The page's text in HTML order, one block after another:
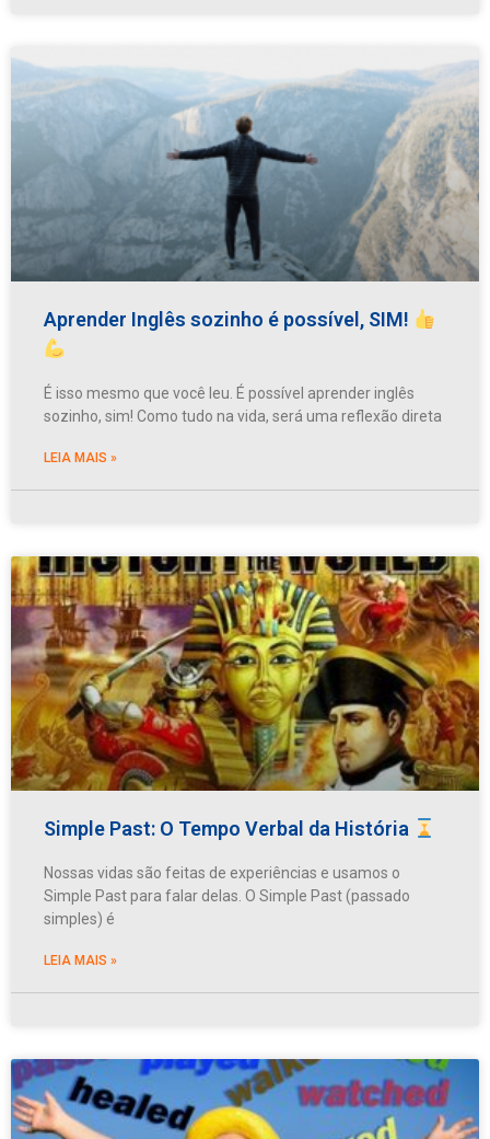
Aprender Inglês sozinho é possível, SIM!
É isso mesmo que você leu. É possível aprender inglês
sozinho, sim! Como tudo na vida, será uma reflexão direta
LEIA MAIS »
Simple Past: O Tempo Verbal da História
Nossas vidas são feitas de experiências e usamos o
Simple Past para falar delas. O Simple Past (passado
simples) é
LEIA MAIS »